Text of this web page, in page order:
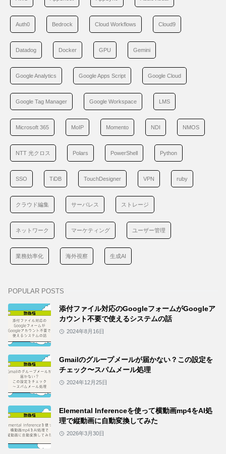
Auth0 Bedrock Cloud Workflows Cloud9
Datadog Docker GPU Gemini
Google Analytics Google Apps Script Google Cloud
Google Tag Manager Google Workspace LMS
Microsoft 365 MoIP Momento NDI NMOS
NTT 光クロス Polars PowerShell Python
SSO TiDB TouchDesigner VPN ruby
クラウド編集 サーバレス ストレージ
ネットワーク マーケティング ユーザー管理
業務効率化 海外視察 生成AI
POPULAR POSTS
添付ファイル対応のGoogleフォームがGoogleア
カウント不要で使えるシステムの話
2024年8月16日
Gmailのグループメールが届かない？この設定を
チェック〜スパムメール処理
2024年12月25日
Elemental Inferenceを使って横動画mp4をAI処
理で縦動画に自動変換してみた
2026年3月30日